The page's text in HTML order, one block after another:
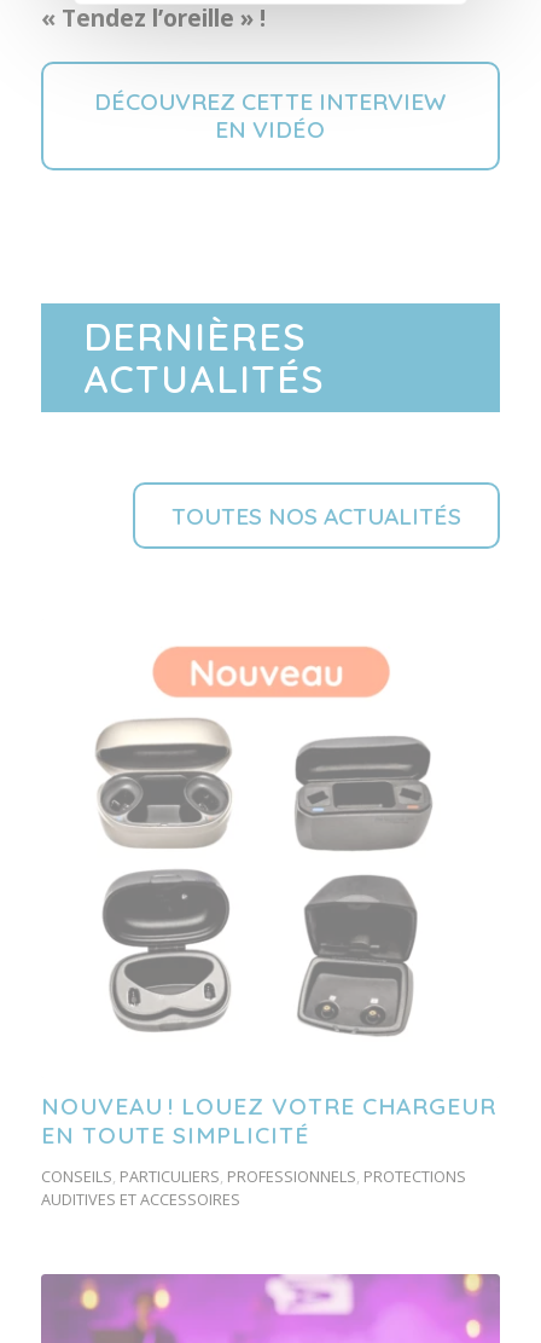
« Tendez l’oreille » !
DÉCOUVREZ CETTE INTERVIEW
EN VIDÉO
DERNIÈRES
ACTUALITÉS
TOUTES NOS ACTUALITÉS
NOUVEAU ! LOUEZ VOTRE CHARGEUR
EN TOUTE SIMPLICITÉ
CONSEILS, PARTICULIERS, PROFESSIONNELS, PROTECTIONS
AUDITIVES ET ACCESSOIRES